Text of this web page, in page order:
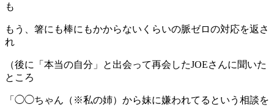
も
もう、箸にも棒にもかからないくらいの脈ゼロの対応を返さ
れ
（後に「本当の自分」と出会って再会したJOEさんに聞いた
ところ
「◯◯ちゃん（※私の姉）から妹に嫌われてるという相談を